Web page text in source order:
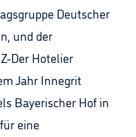
Deutscher
und der
Der Hotelier
Jahr Innegrit
Bayerischer Hof in
eine